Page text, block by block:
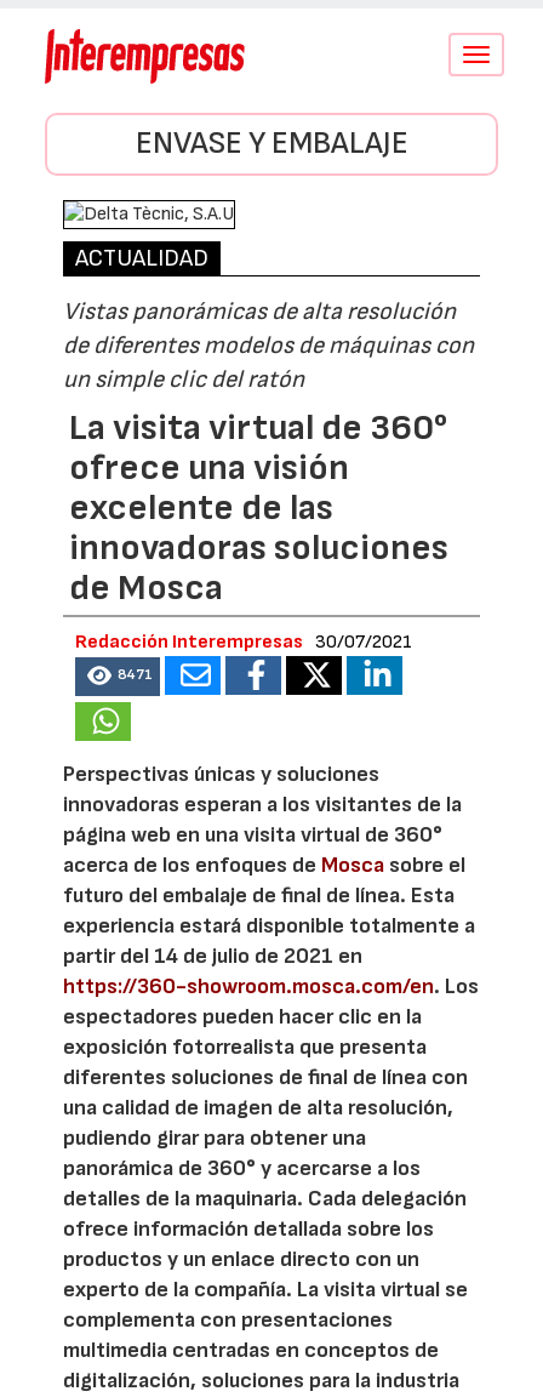
Conmutar
ENVASE Y EMBALAJE
ACTUALIDAD
Vistas panorámicas de alta resolución
de diferentes modelos de máquinas con
un simple clic del ratón
La visita virtual de 360°
ofrece una visión
excelente de las
innovadoras soluciones
de Mosca
Redacción Interempresas 30/07/2021
8471
Perspectivas únicas y soluciones
innovadoras esperan a los visitantes de la
página web en una visita virtual de 360°
acerca de los enfoques de Mosca sobre el
futuro del embalaje de final de línea. Esta
experiencia estará disponible totalmente a
partir del 14 de julio de 2021 en
https://360-showroom.mosca.com/en. Los
espectadores pueden hacer clic en la
exposición fotorrealista que presenta
diferentes soluciones de final de línea con
una calidad de imagen de alta resolución,
pudiendo girar para obtener una
panorámica de 360° y acercarse a los
detalles de la maquinaria. Cada delegación
ofrece información detallada sobre los
productos y un enlace directo con un
experto de la compañía. La visita virtual se
complementa con presentaciones
multimedia centradas en conceptos de
digitalización, soluciones para la industria